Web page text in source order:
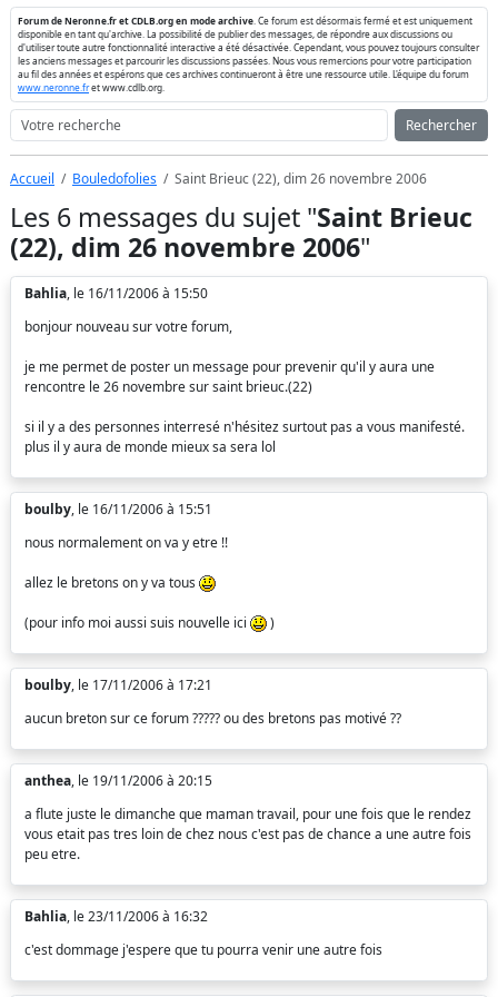
Forum de Neronne.fr et CDLB.org en mode archive . Ce forum est désormais fermé et est uniquement
disponible en tant qu'archive. La possibilité de publier des messages, de répondre aux discussions ou
d'utiliser toute autre fonctionnalité interactive a été désactivée. Cependant, vous pouvez toujours consulter
les anciens messages et parcourir les discussions passées. Nous vous remercions pour votre participation
au fil des années et espérons que ces archives continueront à être une ressource utile. L'équipe du forum
www.neronne.fret www.cdlb.org.
Rechercher
Accueil Bouledofolies Saint Brieuc (22), dim 26 novembre 2006
Les 6 messages du sujet "Saint Brieuc
(22), dim 26 novembre 2006"
Bahlia, le 16/11/2006 à 15:50
bonjour nouveau sur votre forum,
je me permet de poster un message pour prevenir qu'il y aura une
rencontre le 26 novembre sur saint brieuc.(22)
si il y a des personnes interresé n'hésitez surtout pas a vous manifesté.
plus il y aura de monde mieux sa sera lol
boulby, le 16/11/2006 à 15:51
nous normalement on va y etre !!
allez le bretons on y va tous
(pour info moi aussi suis nouvelle ici )
boulby, le 17/11/2006 à 17:21
aucun breton sur ce forum ????? ou des bretons pas motivé ??
anthea, le 19/11/2006 à 20:15
a flute juste le dimanche que maman travail, pour une fois que le rendez
vous etait pas tres loin de chez nous c'est pas de chance a une autre fois
peu etre.
Bahlia, le 23/11/2006 à 16:32
c'est dommage j'espere que tu pourra venir une autre fois